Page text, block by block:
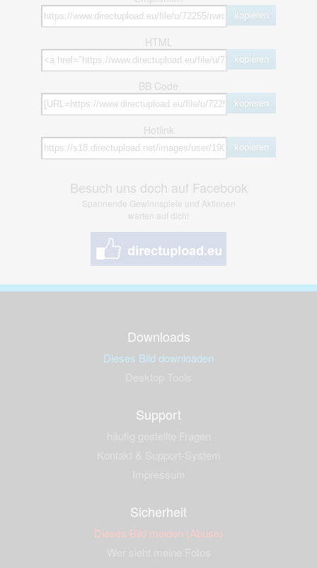
kopieren
HTML
kopieren
BB Code
kopieren
Hotlink
kopieren
Besuch uns doch auf Facebook
Spannende Gewinnspiele und Aktionen
warten auf dich!
Downloads
Dieses Bild downloaden
Support
Sicherheit
Dieses Bild melden (Abuse)